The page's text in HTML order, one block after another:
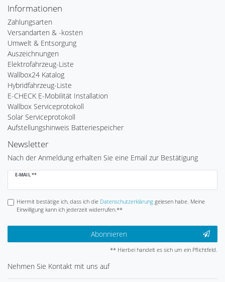
Informationen
Zahlungsarten
Versandarten & -kosten
Umwelt & Entsorgung
Auszeichnungen
Elektrofahrzeug-Liste
Wallbox24 Katalog
Hybridfahrzeug-Liste
E-CHECK E-Mobilität Installation
Wallbox Serviceprotokoll
Solar Serviceprotokoll
Aufstellungshinweis Batteriespeicher
Newsletter
Nach der Anmeldung erhalten Sie eine Email zur Bestätigung
E-MAIL **
Newsletter
Hiermit bestätige ich, dass ich die Daten­schutz­erklärunggelesen habe. Meine
Einwilligung kann ich jederzeit widerrufen.**
Abonnieren
** Hierbei handelt es sich um ein Pflichtfeld.
Nehmen Sie Kontakt mit uns auf